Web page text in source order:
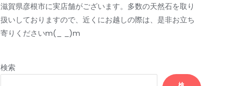
滋賀県彦根市に実店舗がございます。多数の天然石を取り
扱いしておりますので、近くにお越しの際は、是非お立ち
寄りくださいm(_ _)m
検索